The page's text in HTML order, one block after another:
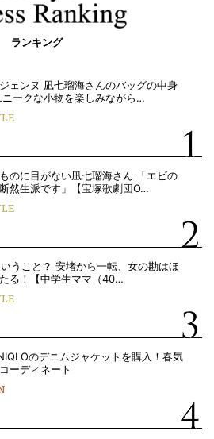
ランキング
ェンヌ 凪七瑠海さんのバッグの中身
ニークな小物を楽しみながら…
のに目がない凪七瑠海さん 「エビの
然生派です」【宝塚歌劇団O…
うこと？ 安堵から一転、女の勘はほ
る！【中学生ママ（40…
のデニムジャケットを購入！春気
ーディネート